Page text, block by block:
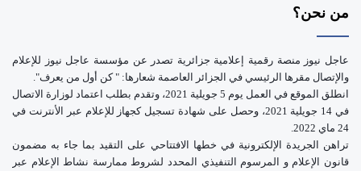
من نحن؟
عاجل نيوز منصة رقمية إعلامية جزائرية تصدر عن مؤسسة عاجل نيوز للإعلام
والإتصال مقرها الرئيسي في الجزائر العاصمة شعارها: " كن أول من يعرف".
انطلق الموقع في العمل يوم 5 جويلية 2021، وتقدم بطلب اعتماد لوزارة الاتصال
في 14 جويلية 2021، وحصل على شهادة تسجيل كجهاز للإعلام عبر الأنترنت في
24 ماي 2022.
تراهن الجريدة الإلكترونية في خطها الافتتاحي على التقيد بما جاء به مضمون
قانون الإعلام و المرسوم التنفيذي المحدد لشروط ممارسة نشاط الإعلام عبر